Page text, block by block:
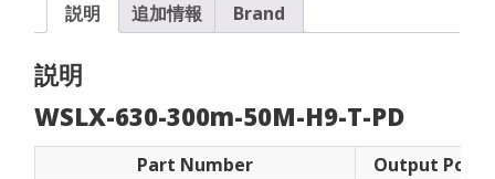
説明 追加情報 Brand
説明
WSLX-630-300m-50M-H9-T-PD
Part Number
Output